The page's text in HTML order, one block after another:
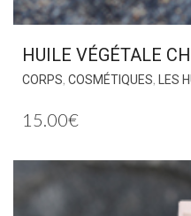
HUILE VÉGÉTALE
CORPS COSMÉTIQUES LES
15.00€